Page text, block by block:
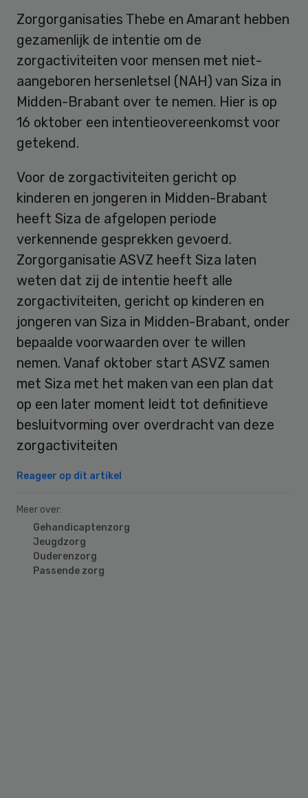
Zorgorganisaties Thebe en Amarant hebben
gezamenlijk de intentie om de
zorgactiviteiten voor mensen met niet-
aangeboren hersenletsel (NAH) van Siza in
Midden-Brabant over te nemen. Hier is op
16 oktober een intentieovereenkomst voor
getekend.
Voor de zorgactiviteiten gericht op
kinderen en jongeren in Midden-Brabant
heeft Siza de afgelopen periode
verkennende gesprekken gevoerd.
Zorgorganisatie ASVZ heeft Siza laten
weten dat zij de intentie heeft alle
zorgactiviteiten, gericht op kinderen en
jongeren van Siza in Midden-Brabant, onder
bepaalde voorwaarden over te willen
nemen. Vanaf oktober start ASVZ samen
met Siza met het maken van een plan dat
op een later moment leidt tot definitieve
besluitvorming over overdracht van deze
zorgactiviteiten
Reageer op dit artikel
Meer over:
Gehandicaptenzorg
Jeugdzorg
Ouderenzorg
Passende zorg